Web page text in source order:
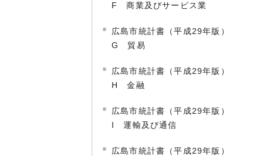
F 商業及びサービス業
広島市統計書（平成29年版）
G 貿易
広島市統計書（平成29年版）
H 金融
広島市統計書（平成29年版）
I 運輸及び通信
広島市統計書（平成29年版）